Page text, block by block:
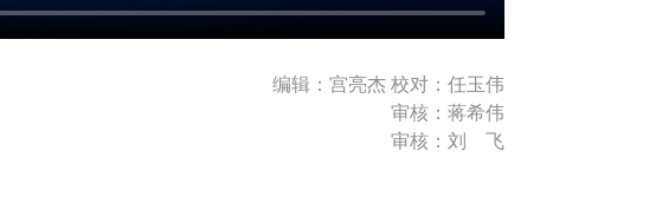
编辑：宫亮杰 校对：任玉伟
审核：蒋希伟
审核：刘 飞